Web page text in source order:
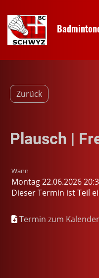
Zurück
Plausch |
Wann
Montag 22.06.2026
Dieser Termin ist Teil
Termin zum